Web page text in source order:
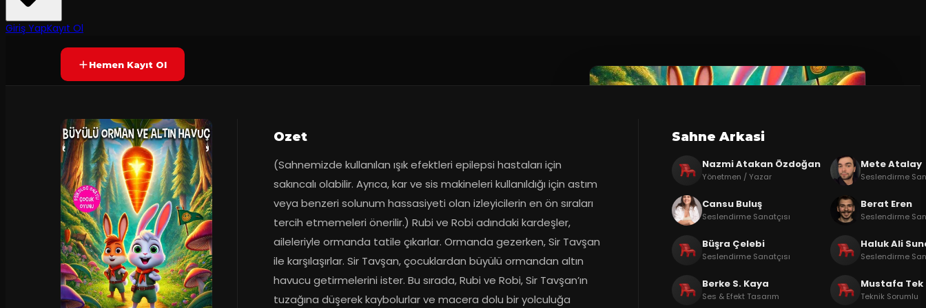
Giriş YapKayıt OlYAKINDA
Hemen Kayıt Ol
Ozet
(Sahnemizde kullanılan ışık efektleri epilepsi hastaları için
sakıncalı olabilir. Ayrıca, kar ve sis makineleri kullanıldığı için astım
veya benzeri solunum hassasiyeti olan izleyicilerin en ön sıraları
tercih etmemeleri önerilir.) Rubi ve Robi adındaki kardeşler,
aileleriyle ormanda tatile çıkarlar. Ormanda gezerken, Sir Tavşan
ile karşılaşırlar. Sir Tavşan, çocuklardan büyülü ormandan altın
havucu getirmelerini ister. Bu sırada, Rubi ve Robi, Sir Tavşan’ın
tuzağına düşerek kaybolurlar ve macera dolu bir yolculuğa
Sahne Arkasi
Nazmi Atakan Özdoğan
Yönetmen / Yazar
Mete Atalay
Seslendirme
Cansu Buluş
Seslendirme Sanatçısı
Berat Eren
Seslendirme
Büşra Çelebi
Seslendirme Sanatçısı
Haluk Ali
Seslendirme
Berke S. Kaya
Ses & Efekt Tasarım
Mustafa Tek
Teknik Sorumlu